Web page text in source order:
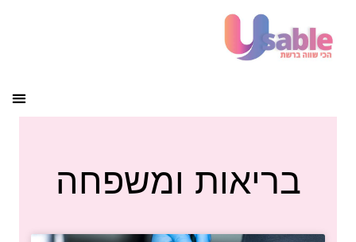
בריאות ומשפחה